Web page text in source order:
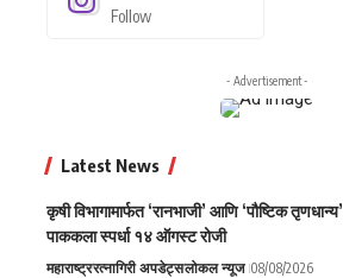
Follow
- Advertisement -
Latest News
कृषी विभागामार्फत ‘रानभाजी’ आणि ‘पौष्टिक तृणधान्य’
पाककला स्पर्धा १४ ऑगस्ट रोजी
महाराष्ट्ररत्नागिरी अपडेट्सलोकल न्यूज 08/08/2026